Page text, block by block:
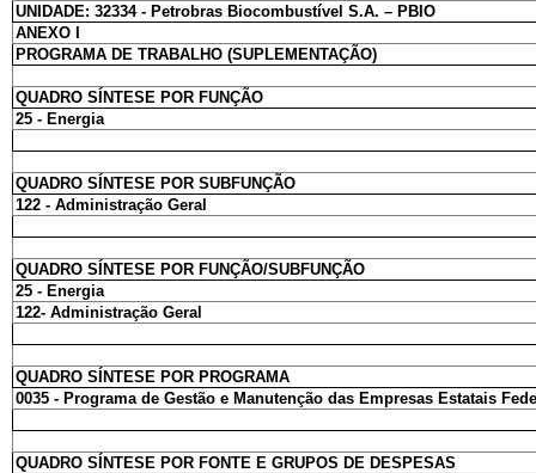
UNIDADE: 32334 - Petrobras Biocombustível S.A. – PBIO
ANEXO I
PROGRAMA DE TRABALHO (SUPLEMENTAÇÃO)
QUADRO SÍNTESE POR FUNÇÃO
25 - Energia
QUADRO SÍNTESE POR SUBFUNÇÃO
122 - Administração Geral
QUADRO SÍNTESE POR FUNÇÃO/SUBFUNÇÃO
25 - Energia
122- Administração Geral
QUADRO SÍNTESE POR PROGRAMA
0035 - Programa de Gestão e Manutenção das Empresas Estatais
QUADRO SÍNTESE POR FONTE E GRUPOS DE DESPESAS